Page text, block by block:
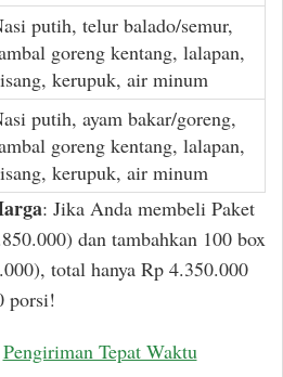
putih, telur balado/semur,
goreng kentang, lalapan,
kerupuk, air minum
putih, ayam bakar/goreng,
goreng kentang, lalapan,
kerupuk, air minum
: Jika Anda membeli Paket
dan tambahkan 100 box
total hanya Rp 4.350.000
porsi!
Pengiriman Tepat Waktu